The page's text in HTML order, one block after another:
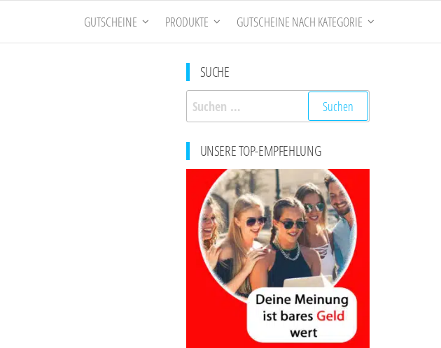
GUTSCHEINE PRODUKTE GUTSCHEINE NACH KATEGORIE
SUCHE
Suchen
nach:
UNSERE TOP-EMPFEHLUNG